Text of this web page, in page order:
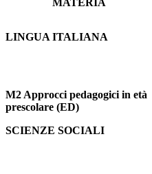
MATERIA
LINGUA ITALIANA
M2 Approcci pedagogici in età
prescolare (ED)
SCIENZE SOCIALI